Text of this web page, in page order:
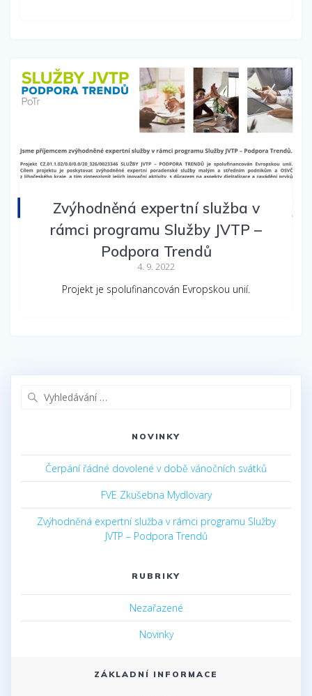
Zvýhodněná expertní služba v
rámci programu Služby JVTP –
Podpora Trendů
4. 9. 2022
Projekt je spolufinancován Evropskou unií.
NOVINKY
Čerpání řádné dovolené v době vánočních svátků
FVE Zkušebna Mydlovary
Zvýhodněná expertní služba v rámci programu Služby
JVTP – Podpora Trendů
RUBRIKY
Nezařazené
Novinky
ZÁKLADNÍ INFORMACE